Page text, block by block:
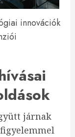
innovációk
járnak